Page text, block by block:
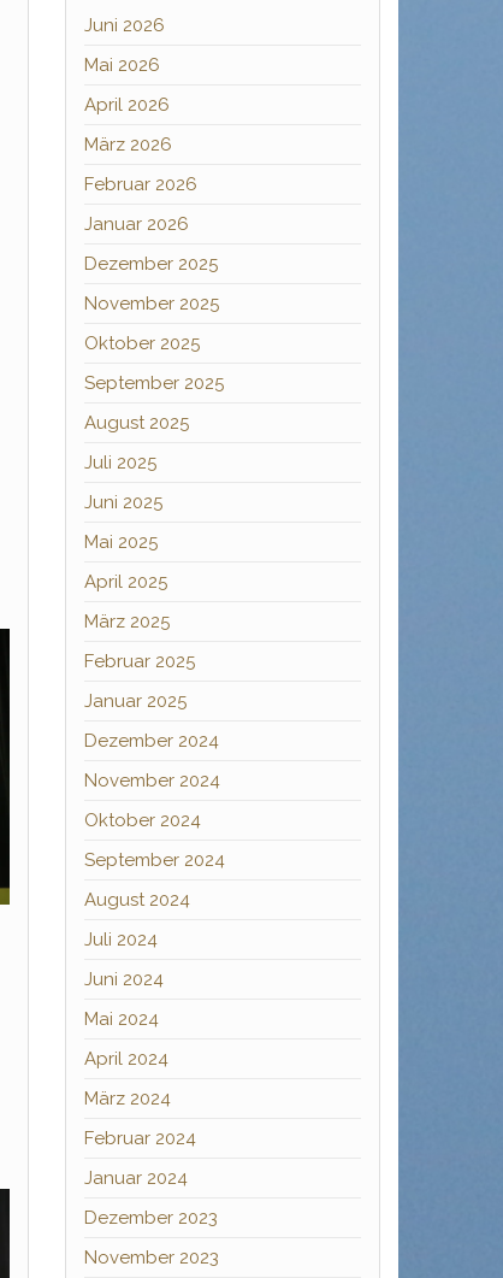
Juni 2026
Mai 2026
April 2026
März 2026
Februar 2026
Januar 2026
Dezember 2025
November 2025
Oktober 2025
September 2025
August 2025
Juli 2025
Juni 2025
Mai 2025
April 2025
März 2025
Februar 2025
Januar 2025
Dezember 2024
November 2024
Oktober 2024
September 2024
August 2024
Juli 2024
Juni 2024
Mai 2024
April 2024
März 2024
Februar 2024
Januar 2024
Dezember 2023
November 2023